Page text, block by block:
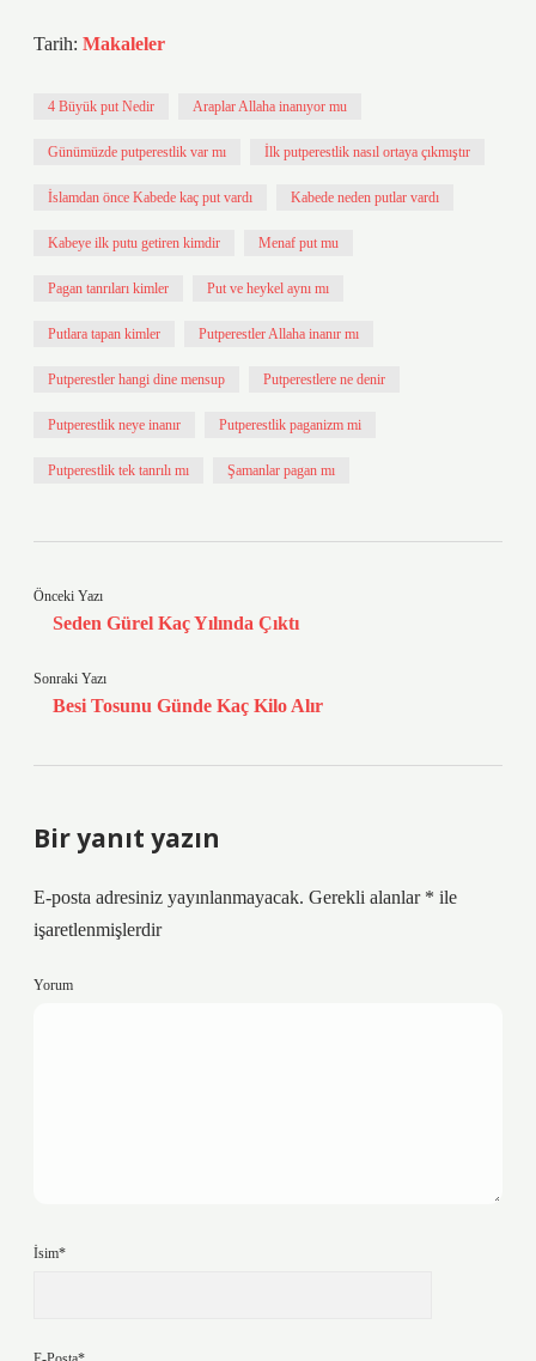
Tarih: Makaleler
4 Büyük put Nedir Araplar Allaha inanıyor mu
Günümüzde putperestlik var mı İlk putperestlik nasıl ortaya çıkmıştır
İslamdan önce Kabede kaç put vardı Kabede neden putlar vardı
Kabeye ilk putu getiren kimdir Menaf put mu
Pagan tanrıları kimler Put ve heykel aynı mı
Putlara tapan kimler Putperestler Allaha inanır mı
Putperestler hangi dine mensup Putperestlere ne denir
Putperestlik neye inanır Putperestlik paganizm mi
Putperestlik tek tanrılı mı Şamanlar pagan mı
Önceki Yazı
Seden Gürel Kaç Yılında Çıktı
Sonraki Yazı
Besi Tosunu Günde Kaç Kilo Alır
Bir yanıt yazın
E-posta adresiniz yayınlanmayacak. Gerekli alanlar * ile
işaretlenmişlerdir
Yorum
İsim*